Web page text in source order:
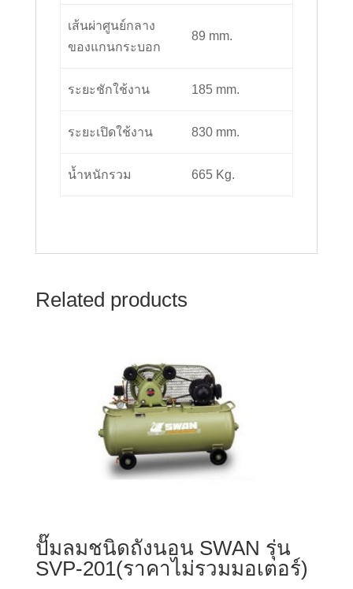
เส้นผ่าศูนย์กลาง
ของแกนกระบอก
89 mm.
ระยะชักใช้งาน 185 mm.
ระยะเปิดใช้งาน 830 mm.
น้ำหนักรวม 665 Kg.
Related products
ปั๊มลมชนิดถังนอน SWAN รุ่น
SVP-201(ราคาไม่รวมมอเตอร์)